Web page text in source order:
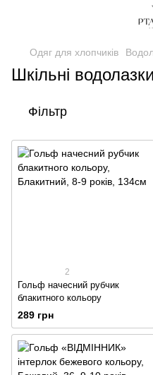
Одяг для хлопчиків
Шкільні
Фільтр
2
Гольф начесний рубчик
блакитного кольору
289 грн